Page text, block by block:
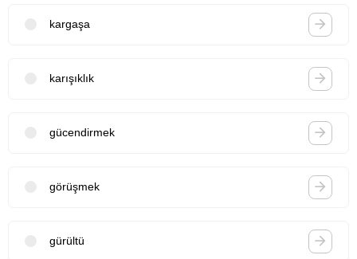
kargaşa
karışıklık
gücendirmek
görüşmek
gürültü